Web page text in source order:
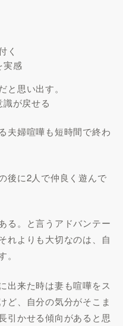
く
実感
と思い出す。
が戻せる
夫婦喧嘩も短時間で終わ
後に2人で仲良く遊んで
る。と言うアドバンテー
れよりも大切なのは、自
出来た時は妻も喧嘩をス
ど、自分の気分がそこま
引かせる傾向があると思